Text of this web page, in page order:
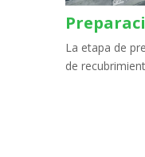
La etapa de
de